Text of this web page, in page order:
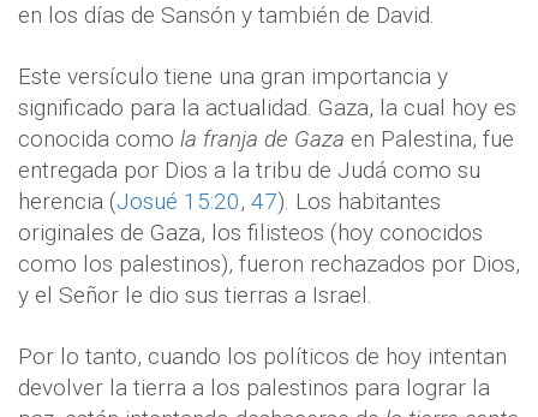
en los días de Sansón y también de David.
Este versículo tiene una gran importancia y
significado para la actualidad. Gaza, la cual hoy es
conocida como la franja de Gaza en Palestina, fue
entregada por Dios a la tribu de Judá como su
herencia (Josué 15:20, 47). Los habitantes
originales de Gaza, los filisteos (hoy conocidos
como los palestinos), fueron rechazados por Dios,
y el Señor le dio sus tierras a Israel.
Por lo tanto, cuando los políticos de hoy intentan
devolver la tierra a los palestinos para lograr la